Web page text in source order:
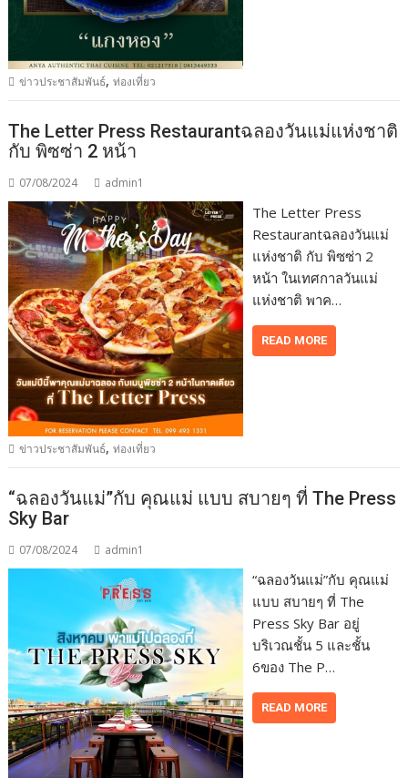
ข่าวประชาสัมพันธ์,ท่องเที่ยว
The Letter Press Restaurantฉลองวันแม่แห่งชาติ
กับ พิซซ่า 2 หน้า
07/08/2024 admin1
The Letter Press
Restaurantฉลองวันแม่
แห่งชาติ กับ พิซซ่า 2
หน้า ในเทศกาลวันแม่
แห่งชาติ พาค…
READ MORE
ข่าวประชาสัมพันธ์,ท่องเที่ยว
“ฉลองวันแม่”กับ คุณแม่ แบบ สบายๆ ที่ The Press
Sky Bar
07/08/2024 admin1
“ฉลองวันแม่”กับ คุณแม่
แบบ สบายๆ ที่ The
Press Sky Bar อยู่
บริเวณชั้น 5 และชั้น
6ของ The P…
READ MORE